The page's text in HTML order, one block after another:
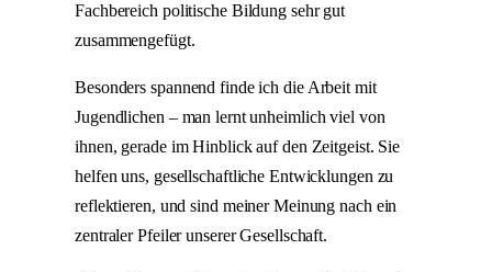
Fachbereich politische Bildung sehr gut
zusammengefügt.
Besonders spannend finde ich die Arbeit mit
Jugendlichen – man lernt unheimlich viel von
ihnen, gerade im Hinblick auf den Zeitgeist. Sie
helfen uns, gesellschaftliche Entwicklungen zu
reflektieren, und sind meiner Meinung nach ein
zentraler Pfeiler unserer Gesellschaft.